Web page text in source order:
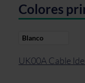
Colores
Blanco
UK00A Cable